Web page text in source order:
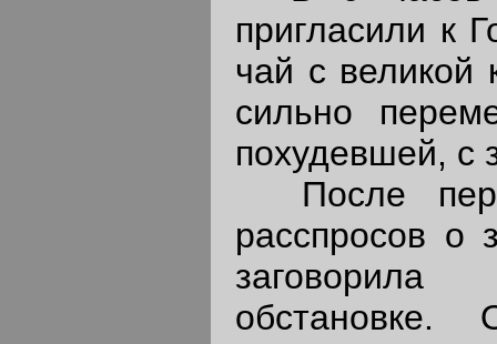
пригласили к
чай с
сильно
похудевшей, с
После
расспросов о